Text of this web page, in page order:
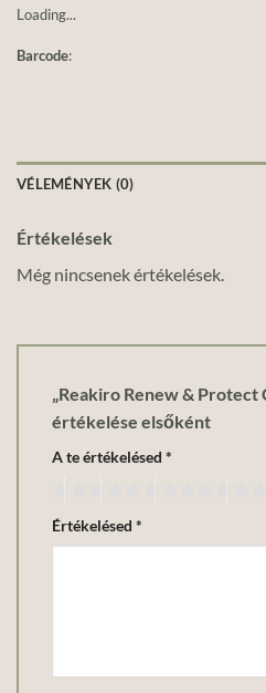
Loading...
Barcode:
VÉLEMÉNYEK (0)
Értékelések
Még nincsenek értékelések.
„Reakiro Renew & Protect
értékelése elsőként
A te értékelésed *
Értékelésed *